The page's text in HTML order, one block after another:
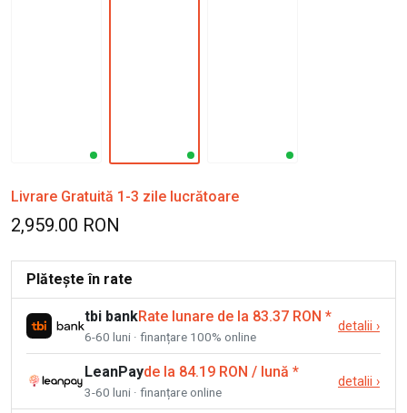
Livrare Gratuită 1-3 zile lucrătoare
2,959.00 RON
Plătește în rate
tbi bankRate lunare de la 83.37 RON *
6-60 luni · finanțare 100% online
detalii ›
LeanPayde la 84.19 RON / lună *
3-60 luni · finanțare online
detalii ›